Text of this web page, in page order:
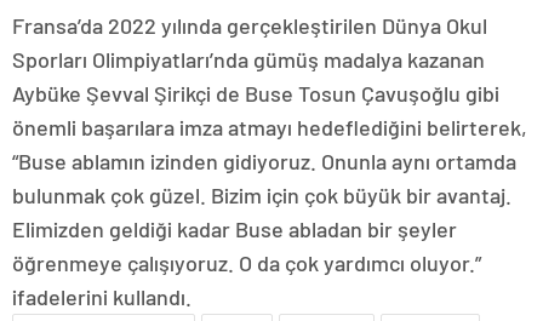
Fransa’da 2022 yılında gerçekleştirilen Dünya Okul
Sporları Olimpiyatları’nda gümüş madalya kazanan
Aybüke Şevval Şirikçi de Buse Tosun Çavuşoğlu gibi
önemli başarılara imza atmayı hedeflediğini belirterek,
“Buse ablamın izinden gidiyoruz. Onunla aynı ortamda
bulunmak çok güzel. Bizim için çok büyük bir avantaj.
Elimizden geldiği kadar Buse abladan bir şeyler
öğrenmeye çalışıyoruz. O da çok yardımcı oluyor.”
ifadelerini kullandı.